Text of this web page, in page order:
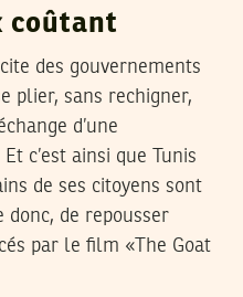
coûtant
des gouvernements
plier, sans rechigner,
d’une
c’est ainsi que Tunis
de ses citoyens sont
donc, de repousser
par le film «The Goat